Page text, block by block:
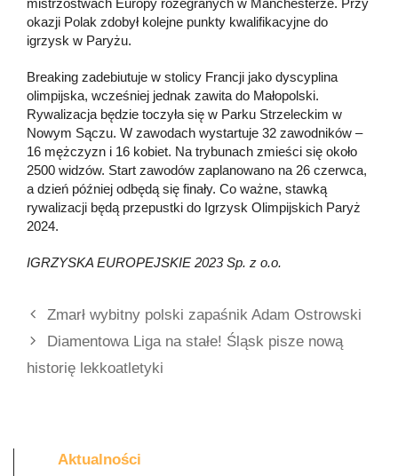
okazji Polak zdobył kolejne punkty kwalifikacyjne do
igrzysk w Paryżu.
Breaking zadebiutuje w stolicy Francji jako dyscyplina
olimpijska, wcześniej jednak zawita do Małopolski.
Rywalizacja będzie toczyła się w Parku Strzeleckim w
Nowym Sączu. W zawodach wystartuje 32 zawodników –
16 mężczyzn i 16 kobiet. Na trybunach zmieści się około
2500 widzów. Start zawodów zaplanowano na 26 czerwca,
a dzień później odbędą się finały. Co ważne, stawką
rywalizacji będą przepustki do Igrzysk Olimpijskich Paryż
2024.
IGRZYSKA EUROPEJSKIE 2023 Sp. z o.o.
Zmarł wybitny polski zapaśnik Adam Ostrowski
Diamentowa Liga na stałe! Śląsk pisze nową
historię lekkoatletyki
Aktualności